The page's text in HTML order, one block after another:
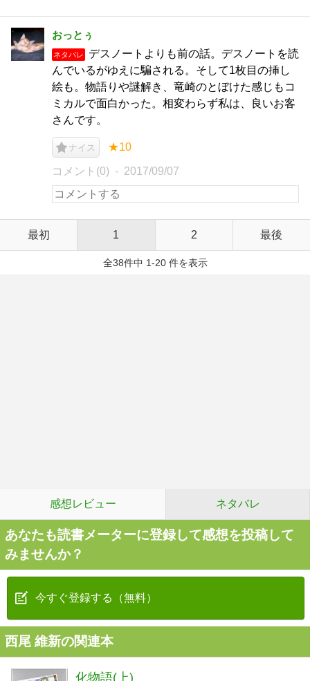
おっとぅ
ネタバレ
デスノートよりも前の話。デスノートを読
んでいるがゆえに騙される。そして1枚目の挿し
絵も。物語りや謎解き、竜崎のとぼけた感じもコ
ミカルで面白かった。相変わらず私は、良いお客
さんです。
ナイス ★10
コメント(0) 2017/09/07
最初 1 2 最後
全38件中 1-20 件を表示
感想レビュー ネタバレ
あなたも読書メーターに登録して感想を投稿して
みませんか？
今すぐ登録する（無料）
西尾 維新の関連本
化物語(上)